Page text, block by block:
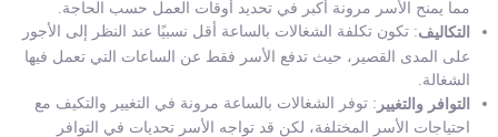
مما يمنح الأسر مرونة أكبر في تحديد أوقات العمل حسب الحاجة.
التكاليف: تكون تكلفة الشغالات بالساعة أقل نسبيًا عند النظر إلى الأجور
على المدى القصير، حيث تدفع الأسر فقط عن الساعات التي تعمل فيها
الشغالة.
التوافر والتغيير : توفر الشغالات بالساعة مرونة في التغيير والتكيف مع
احتياجات الأسر المختلفة، لكن قد تواجه الأسر تحديات في التوافر